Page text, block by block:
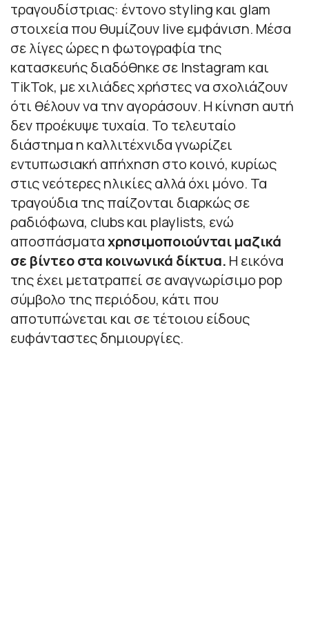
τραγουδίστριας: έντονο styling και glam
στοιχεία που θυμίζουν live εμφάνιση. Μέσα
σε λίγες ώρες η φωτογραφία της
κατασκευής διαδόθηκε σε Instagram και
TikTok, με χιλιάδες χρήστες να σχολιάζουν
ότι θέλουν να την αγοράσουν. Η κίνηση αυτή
δεν προέκυψε τυχαία. Το τελευταίο
διάστημα η καλλιτέχνιδα γνωρίζει
εντυπωσιακή απήχηση στο κοινό, κυρίως
στις νεότερες ηλικίες αλλά όχι μόνο. Τα
τραγούδια της παίζονται διαρκώς σε
ραδιόφωνα, clubs και playlists, ενώ
αποσπάσματαχρησιμοποιούνται μαζικά
σε βίντεο στα κοινωνικά δίκτυα. Η εικόνα
της έχει μετατραπεί σε αναγνωρίσιμο pop
σύμβολο της περιόδου, κάτι που
αποτυπώνεται και σε τέτοιου είδους
ευφάνταστες δημιουργίες.